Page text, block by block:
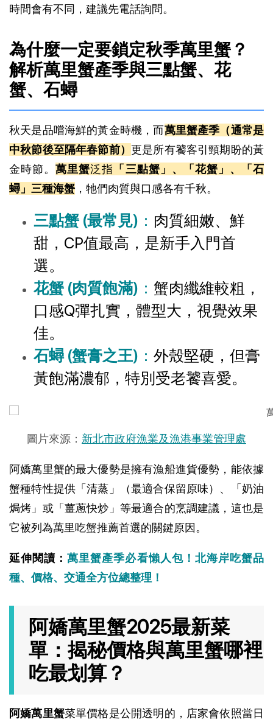
時間會有不同，建議先電話詢問。
為什麼一定要鎖定秋季萬里蟹？
解析萬里蟹產季與三點蟹、花
蟹、石蟳
秋天是品嚐海鮮的黃金時機，而萬里蟹產季（通常是
中秋節後至隔年春節前） 更是所有饕客引頸期盼的黃
金時節。萬里蟹泛指 「三點蟹」、「花蟹」、「石
蟳」三種海蟹 ，牠們肉質與口感各有千秋。
三點蟹 (最常見) ： 肉質細嫩、鮮
甜，CP值最高，是新手入門首
選。
花蟹 (肉質飽滿) ： 蟹肉纖維較粗，
口感Q彈扎實，體型大，視覺效果
佳。
石蟳 (蟹膏之王) ： 外殼堅硬，但膏
黃飽滿濃郁，特別受老饕喜愛。
圖片來源： 新北市政府漁業及漁港事業管理處
阿嬌萬里蟹的最大優勢是擁有漁船進貨優勢，能依據
蟹種特性提供「清蒸」（最適合保留原味）、「奶油
焗烤」或「薑蔥快炒」等最適合的烹調建議，這也是
它被列為萬里吃蟹推薦首選的關鍵原因。
延伸閱讀：萬里蟹產季必看懶人包！北海岸吃蟹品
種、價格、交通全方位總整理！
阿嬌萬里蟹2025最新菜
單：揭秘價格與萬里蟹哪裡
吃最划算？
阿嬌萬里蟹菜單價格是公開透明的，店家會依照當日